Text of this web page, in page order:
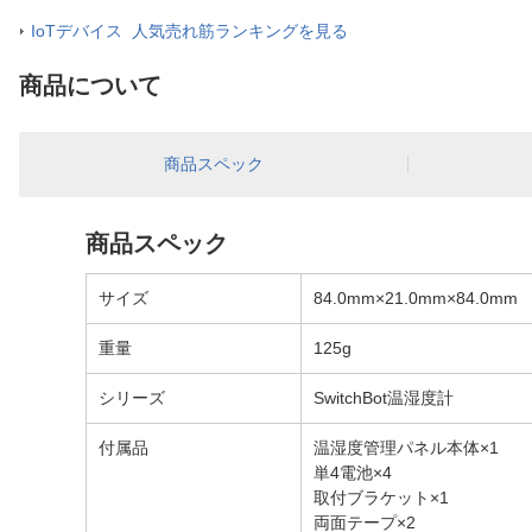
IoTデバイス 人気売れ筋ランキングを見る
商品について
商品スペック
商品スペック
サイズ 84.0mm×21.0mm×84.0mm
重量 125g
シリーズ SwitchBot温湿度計
付属品
温湿度管理パネル本体×1
単4電池×4
取付ブラケット×1
両面テープ×2